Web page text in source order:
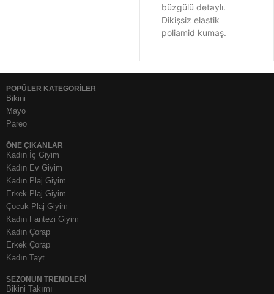
büzgülü detaylı.
Dikişsiz elastik
poliamid kumaş.
POPÜLER KATEGORİLER
Bikini
Mayo
Pareo
ÖNE ÇIKANLAR
Kadın İç Giyim
Kadın Ev Giyim
Kadın Plaj Giyim
Erkek Plaj Giyim
Çocuk Plaj Giyim
Kadın Fantezi Giyim
Kadın Çorap
Erkek Çorap
Kadın Tayt
SEZONUN TRENDLERI
Bikini Takımı